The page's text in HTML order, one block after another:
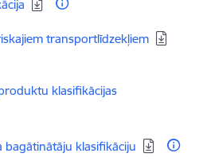
transportlīdzekļiem
klasifikācijas
klasifikāciju